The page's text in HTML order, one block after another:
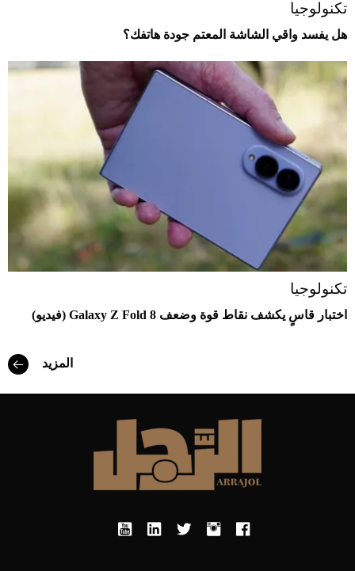
تكنولوجيا
هل يفسد واقي الشاشة المعتم جودة هاتفك؟
تكنولوجيا
اختبار قاسٍ يكشف نقاط قوة وضعف Galaxy Z Fold 8 (فيديو)
المزيد